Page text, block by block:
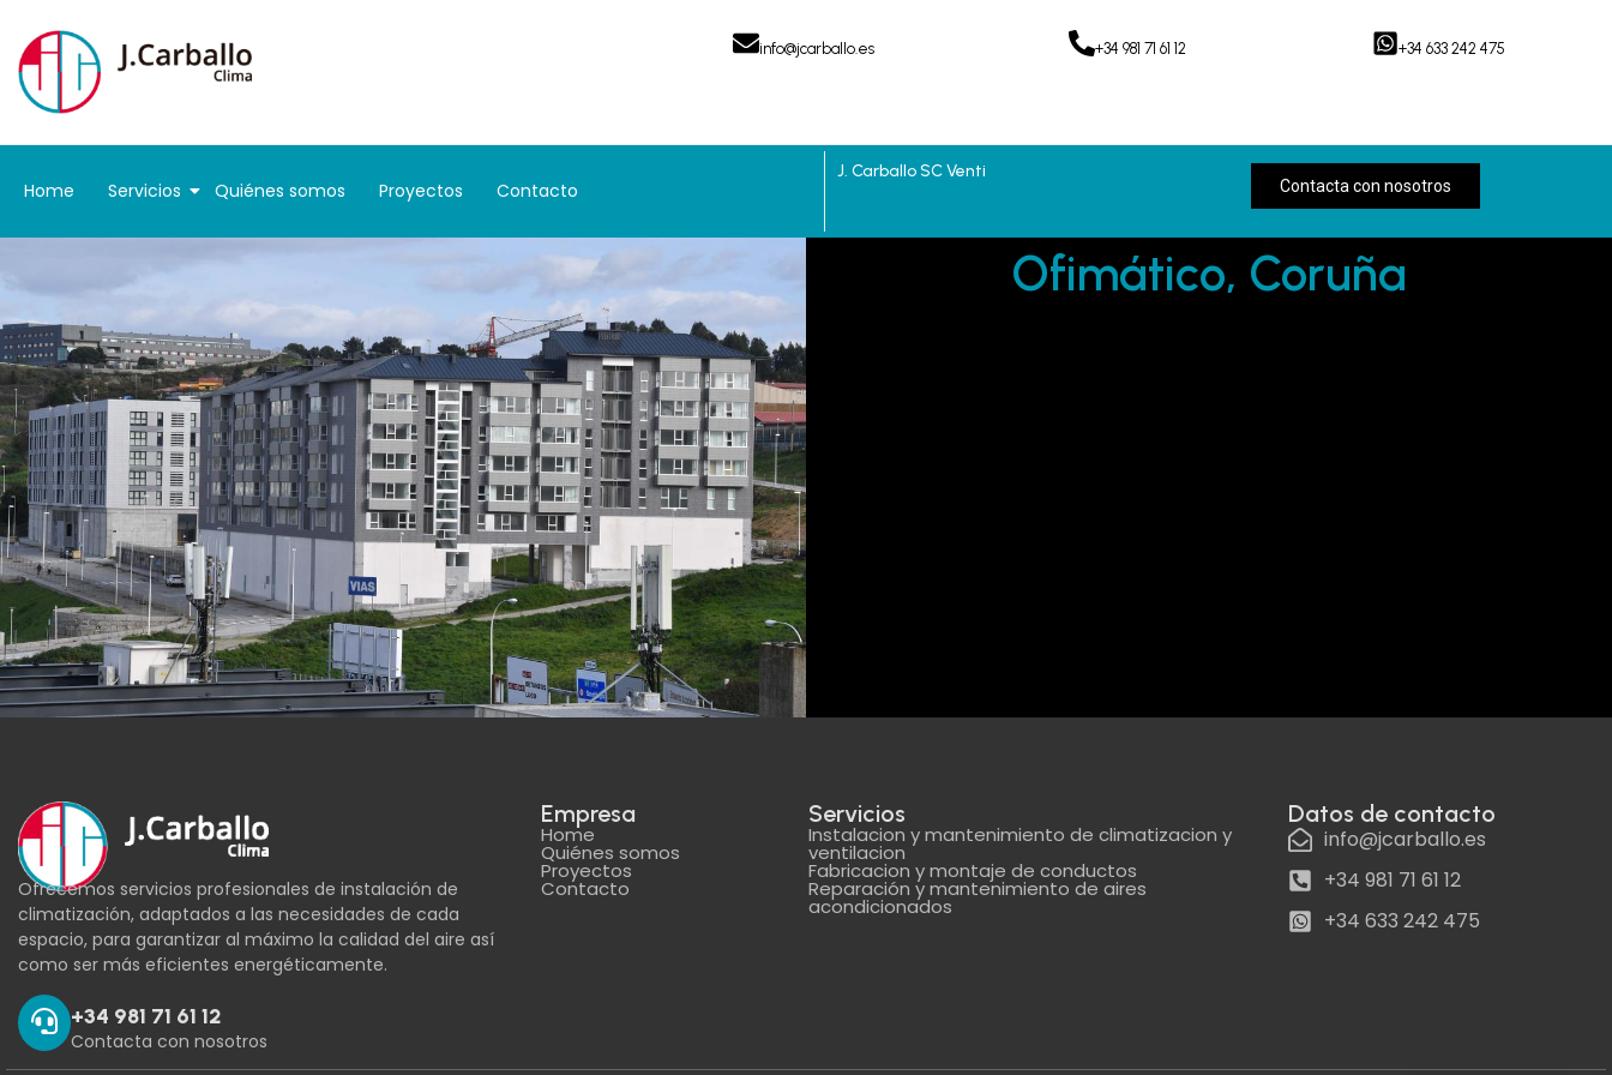
info@jcarballo.es +34 981 71 61 12 +34 633 242 475
Home Servicios Quiénes somos Proyectos Contacto
J. Carballo SCVenti
Contacta con nosotros
Ofimático, Coruña
Ofrecemos servicios profesionales de instalación de
climatización, adaptados a las necesidades de cada
espacio, para garantizar al máximo la calidad del aire así
como ser más eficientes energéticamente.
+34 981 71 61 12
Contacta con nosotros
Empresa
Home
Quiénes somos
Proyectos
Contacto
Servicios
Instalacion y mantenimiento de climatizacion y
ventilacion
Fabricacion y montaje de conductos
Reparación y mantenimiento de aires
acondicionados
Datos de contacto
info@jcarballo.es
+34 981 71 61 12
+34 633 242 475